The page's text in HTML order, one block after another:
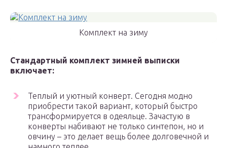
Комплект на зиму
Стандартный комплект зимней выписки
включает:
Теплый и уютный конверт. Сегодня модно
приобрести такой вариант, который быстро
трансформируется в одеяльце. Зачастую в
конверты набивают не только синтепон, но и
овчину – это делает вещь более долговечной и